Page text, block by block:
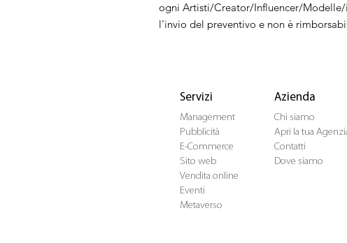
ogni Artisti/Creator/Influencer/
l'invio del preventivo e non è
Servizi
Management
Pubblicità
E-Commerce
Sito web
Vendita online
Eventi
Metaverso
Azienda
Chi siamo
Apri la tua
Contatti
Dove siamo